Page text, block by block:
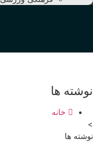
نوشته ها
خانه
>
نوشته ها